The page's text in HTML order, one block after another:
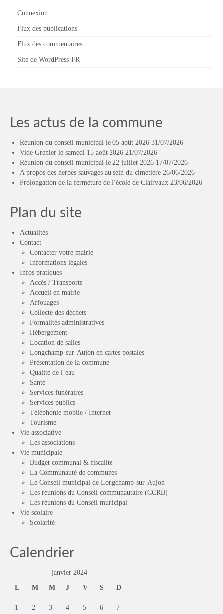
Connexion
Flux des publications
Flux des commentaires
Site de WordPress-FR
Les actus de la commune
Réunion du conseil municipal le 05 août 2026 31/07/2026
Vide Grenier le samedi 15 août 2026 21/07/2026
Réunion du conseil municipal le 22 juillet 2026 17/07/2026
A propos des herbes sauvages au sein du cimetière 26/06/2026
Prolongation de la fermeture de l’école de Clairvaux 23/06/2026
Plan du site
Actualités
Contact
Contacter votre mairie
Informations légales
Infos pratiques
Accès / Transports
Accueil en mairie
Affouages
Collecte des déchets
Formalités administratives
Hébergement
Location de salles
Longchamp-sur-Aujon en cartes postales
Présentation de la commune
Qualité de l’eau
Santé
Services funéraires
Services publics
Téléphonie mobile / Internet
Tourisme
Vie associative
Les associations
Vie municipale
Budget communal & fiscalité
La Communauté de communes
Le Conseil municipal de Longchamp-sur-Aujon
Les réunions du Conseil communautaire (CCRB)
Les réunions du Conseil municipal
Vie scolaire
Scolarité
Calendrier
janvier 2024
L
M M J V S D
1 2 3 4 5 6 7